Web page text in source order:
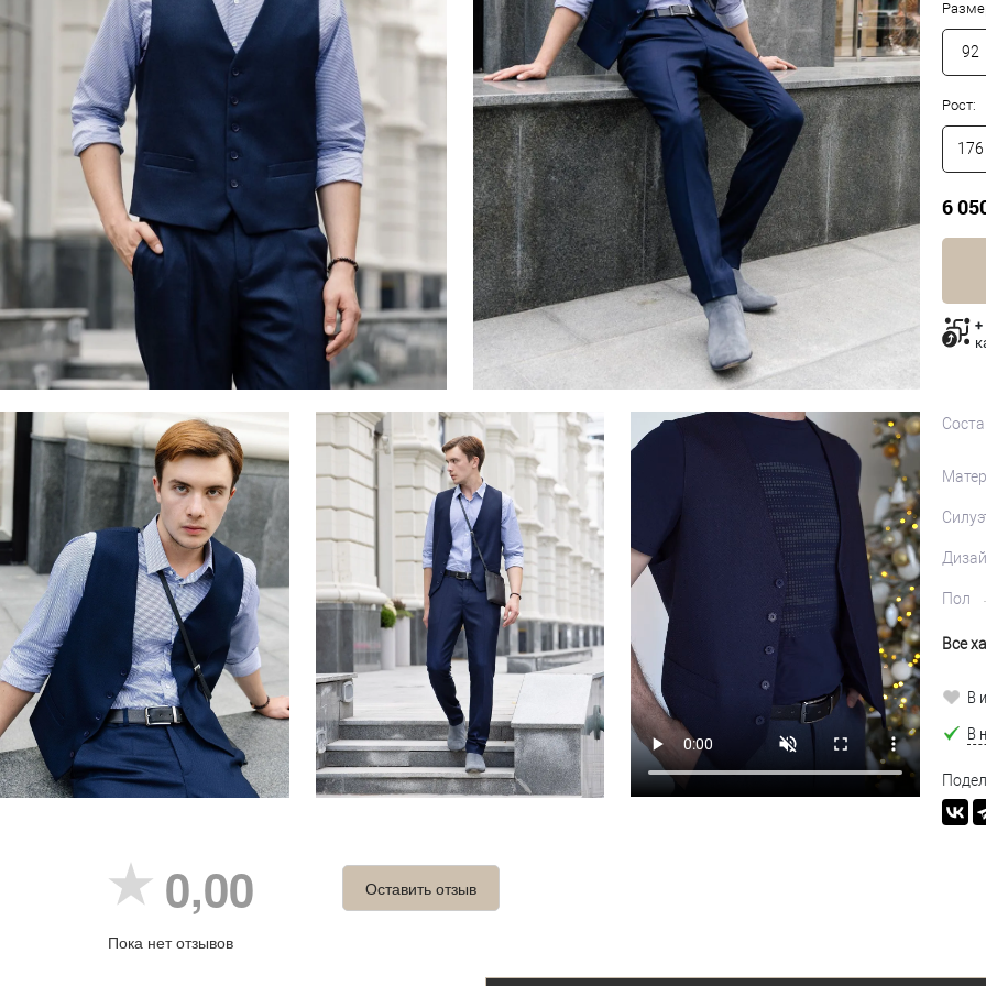
92
Рост:
176
6
+
Пол
Все
В
В
0,00
Пока нет отзывов
Оставить отзыв